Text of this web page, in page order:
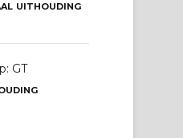
UITHOUDING
GT